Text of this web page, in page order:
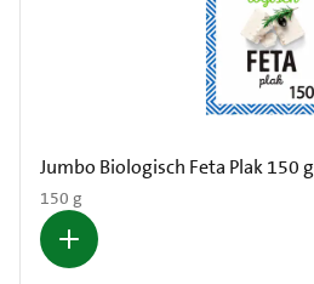
Jumbo Biologisch Feta Plak 150 g
150 g